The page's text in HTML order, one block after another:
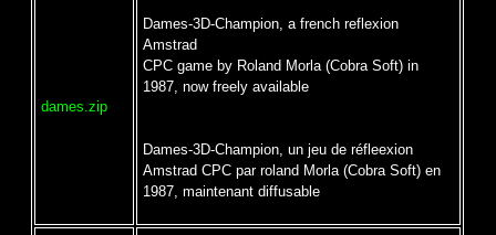
dames.zip
Dames-3D-Champion, a french reflexion
Amstrad
CPC game by Roland Morla (Cobra Soft) in
1987, now freely available
Dames-3D-Champion, un jeu de réfleexion
Amstrad CPC par roland Morla (Cobra Soft) en
1987, maintenant diffusable